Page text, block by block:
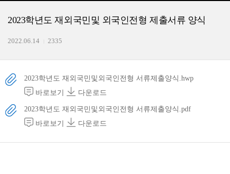
2023학년도 재외국민및 외국인전형 제출서류 양식
2022.06.14 2335
2023학년도 재외국민및외국인전형 서류제출양식.hwp
바로보기
다운로드
2023학년도 재외국민및외국인전형 서류제출양식.pdf
바로보기
다운로드